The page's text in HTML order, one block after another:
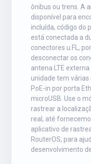
ônibus ou trens. A
disponível para
incluída, código do
está conectada a
conectores u.FL,
desconectar os
antena LTE
unidade tem
PoE-in por porta
microUSB. Use o
rastrear a
real, até
aplicativo de
RouterOS, para
desenvolvimento